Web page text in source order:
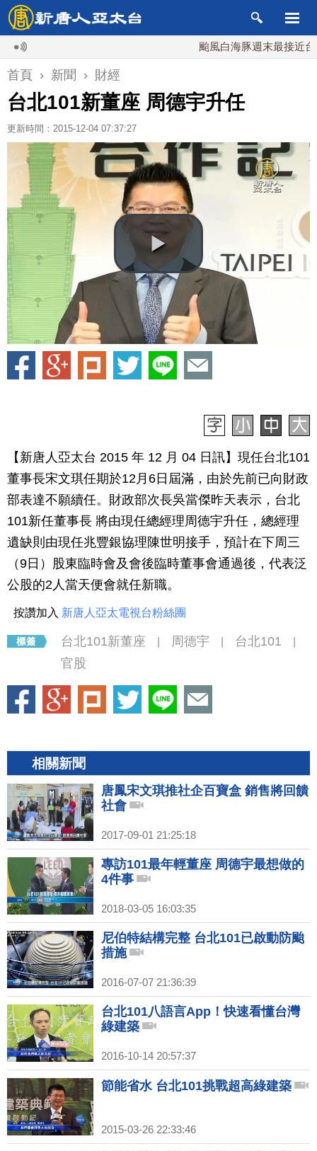
颱風白海豚週末最接近台灣 最
首頁 › 新聞 › 財經
台北101新董座 周德宇升任
更新時間：2015-12-04 07:37:27
【新唐人亞太台 2015 年 12 月 04 日訊】現任台北101
董事長宋文琪任期於12月6日屆滿，由於先前已向財政
部表達不願續任。財政部次長吳當傑昨天表示，台北
101新任董事長 將由現任總經理周德宇升任，總經理
遺缺則由現任兆豐銀協理陳世明接手，預計在下周三
（9日）股東臨時會及會後臨時董事會通過後，代表泛
公股的2人當天便會就任新職。
按讚加入 新唐人亞太電視台粉絲團
台北101新董座 周德宇 台北101
官股
相關新聞
唐鳳宋文琪推社企百寶盒 銷售將回饋
社會
2017-09-01 21:25:18
專訪101最年輕董座 周德宇最想做的
4件事
2018-03-05 16:03:35
尼伯特結構完整 台北101已啟動防颱
措施
2016-07-07 21:36:39
台北101八語言App！快速看懂台灣
綠建築
2016-10-14 20:57:37
節能省水 台北101挑戰超高綠建築
2015-03-26 22:33:46